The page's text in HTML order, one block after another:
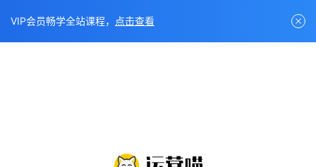
VIP会员畅学全站课程， 点击查看